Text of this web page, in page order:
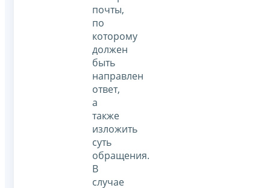
почты,
по
которому
должен
быть
направлен
ответ,
а
также
изложить
суть
обращения.
В
случае